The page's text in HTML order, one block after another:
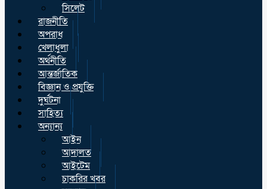
সিলেট
রাজনীতি
অপরাধ
খেলাধুলা
অর্থনীতি
আন্তর্জাতিক
বিজ্ঞান ও প্রযুক্তি
দুর্ঘটনা
সাহিত্য
অন্যান্য
আইন
আদালত
আইটেম
চাকরির খবর